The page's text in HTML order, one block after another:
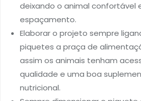
deixando o animal confortável
espaçamento.
Elaborar o projeto sempre
piquetes a praça de
assim os animais tenham
qualidade e uma boa
nutricional.